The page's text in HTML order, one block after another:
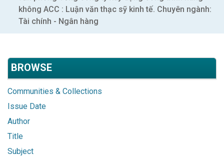
không ACC : Luận văn thạc sỹ kinh tế. Chuyên ngành:
Tài chính - Ngân hàng
BROWSE
Communities & Collections
Issue Date
Author
Title
Subject